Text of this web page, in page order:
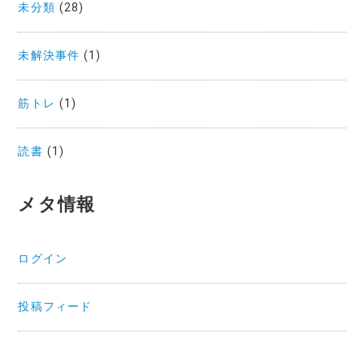
未分類 (28)
未解決事件 (1)
筋トレ (1)
読書 (1)
メタ情報
ログイン
投稿フィード